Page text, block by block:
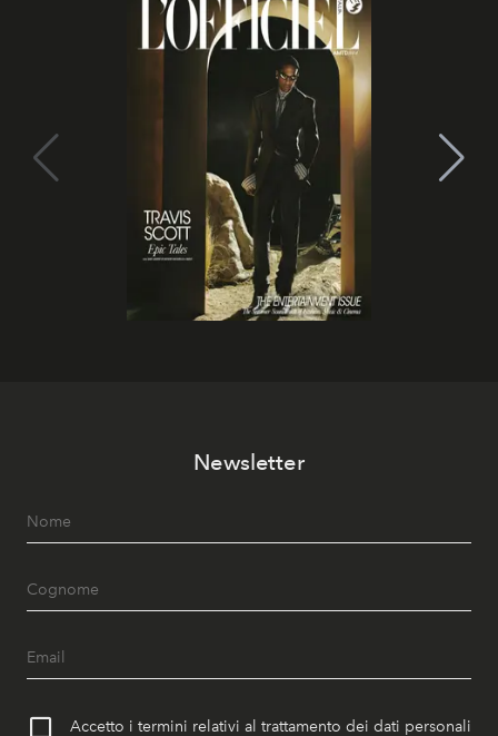
Newsletter
Accetto i termini relativi al trattamento dei dati personali